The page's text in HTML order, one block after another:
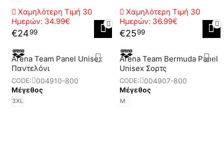
Χαμηλότερη Τιμή 30
Ημερών: 34.99€
€2499
Χαμηλότερη Τιμή 30
Ημερών: 36.99€
€2599
Arena Team Panel Unisex
Παντελόνι
CODE:
004910-800
Μέγεθος
3XL
Arena Team Bermuda Panel
Unisex Σορτς
CODE:
004907-800
Μέγεθος
M